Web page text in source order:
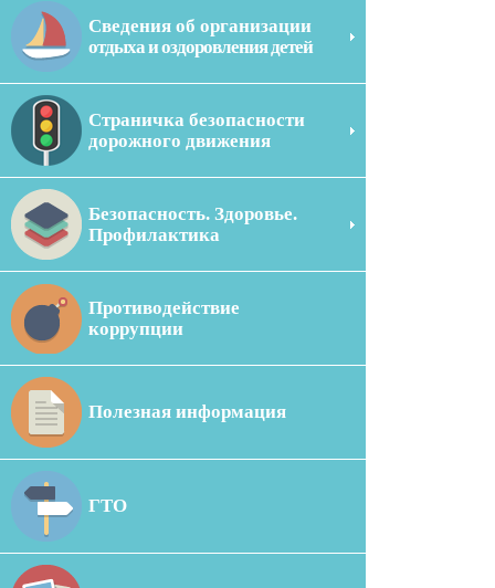
Сведения об организации
отдыха и оздоровления детей
Страничка безопасности
дорожного движения
Безопасность. Здоровье.
Профилактика
Противодействие
коррупции
Полезная информация
ГТО